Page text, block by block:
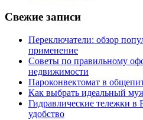
Свежие записи
Переключатели: обзор
применение
Советы по правильному
недвижимости
Пароконвектомат в
Как выбрать идеальный
Гидравлические тележки в
удобство